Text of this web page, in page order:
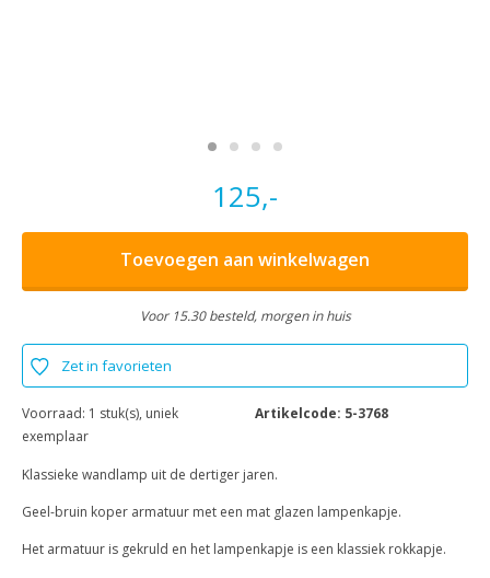
125,-
Toevoegen aan winkelwagen
Voor 15.30 besteld, morgen in huis
Zet in favorieten
Voorraad: 1 stuk(s), uniek
exemplaar
Artikelcode: 5-3768
Klassieke wandlamp uit de dertiger jaren.
Geel-bruin koper armatuur met een mat glazen lampenkapje.
Het armatuur is gekruld en het lampenkapje is een klassiek rokkapje.